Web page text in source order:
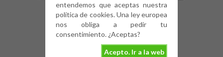
entendemos que aceptas nuestra
política de cookies. Una ley europea
nos obliga a pedir tu
consentimiento. ¿Aceptas?
Acepto. Ir a la web